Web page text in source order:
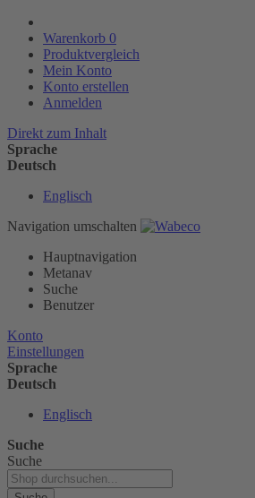
Warenkorb 0
Produktvergleich
Mein Konto
Konto erstellen
Anmelden
Direkt zum Inhalt
Sprache
Deutsch
Englisch
Navigation umschalten
Hauptnavigation
Metanav
Suche
Benutzer
Konto
Einstellungen
Sprache
Deutsch
Englisch
Suche
Suche